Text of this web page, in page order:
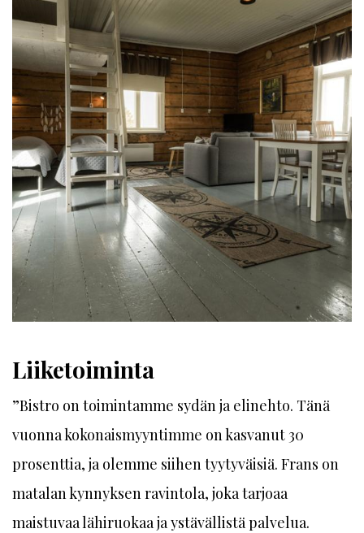
Liiketoiminta
”Bistro on toimintamme sydän ja elinehto. Tänä
vuonna kokonaismyyntimme on kasvanut 30
prosenttia, ja olemme siihen tyytyväisiä. Frans on
matalan kynnyksen ravintola, joka tarjoaa
maistuvaa lähiruokaa ja ystävällistä palvelua.